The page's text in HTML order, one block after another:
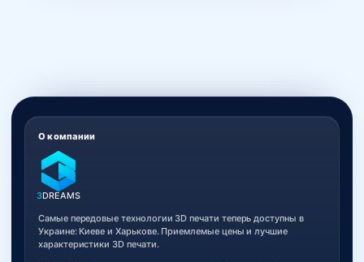
О компании
3DREAMS
Самые передовые технологии 3D печати теперь доступны в
Украине: Киеве и Харькове. Приемлемые цены и лучшие
характеристики 3D печати.